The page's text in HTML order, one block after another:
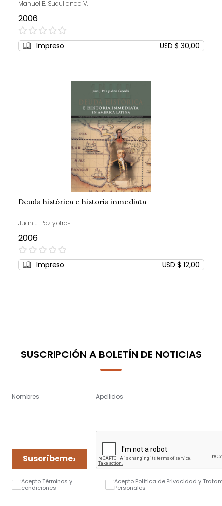
Manuel B. Suquilanda V.
2006
0%
Impreso USD $ 30,00
Deuda histórica e historia inmediata
Juan J. Paz y otros
2006
0%
Impreso USD $ 12,00
SUSCRIPCIÓN A BOLETÍN DE NOTICIAS
Nombres Apellidos
Suscríbeme›
Acepto Términos y
condiciones
Acepto Política de Privacidad y
Personales